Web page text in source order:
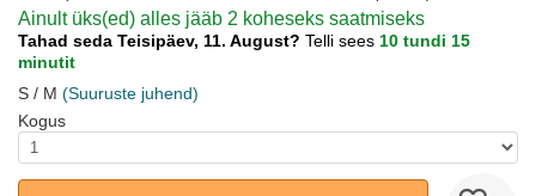
Ainult üks(ed) alles jääb 2 koheseks saatmiseks
Tahad seda Teisipäev, 11. August? Telli sees 10 tundi 15
minutit
S / M (Suuruste juhend)
Kogus